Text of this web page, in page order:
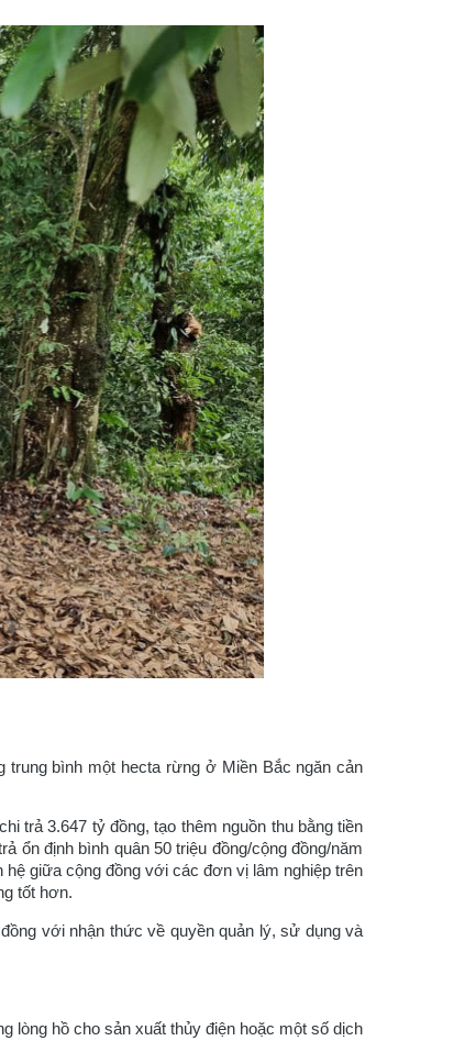
trung bình một hecta rừng ở Miền Bắc ngăn cản
trả 3.647 tỷ đồng, tạo thêm nguồn thu bằng tiền
ổn định bình quân 50 triệu đồng/cộng đồng/năm
giữa cộng đồng với các đơn vị lâm nghiệp trên
tốt hơn.
với nhận thức về quyền quản lý, sử dụng và
lòng hồ cho sản xuất thủy điện hoặc một số dịch